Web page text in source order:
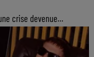
crise devenue...